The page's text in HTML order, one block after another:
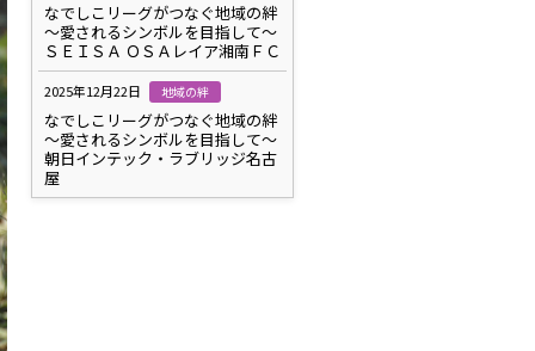
なでしこリーグがつなぐ地域の絆
～愛されるシンボルを目指して～
ＳＥＩＳＡ ＯＳＡレイア湘南ＦＣ
2025年12月22日 地域の絆
なでしこリーグがつなぐ地域の絆
～愛されるシンボルを目指して～
朝日インテック・ラブリッジ名古
屋